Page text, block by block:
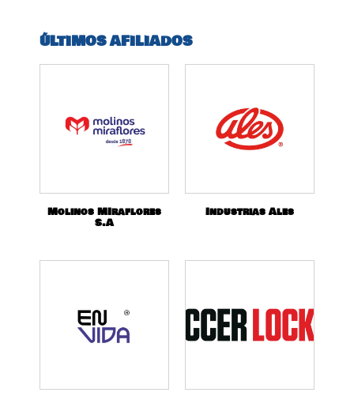
ÚLTIMOS AFILIADOS
Molinos MIraflores
S.A
Industrias Ales